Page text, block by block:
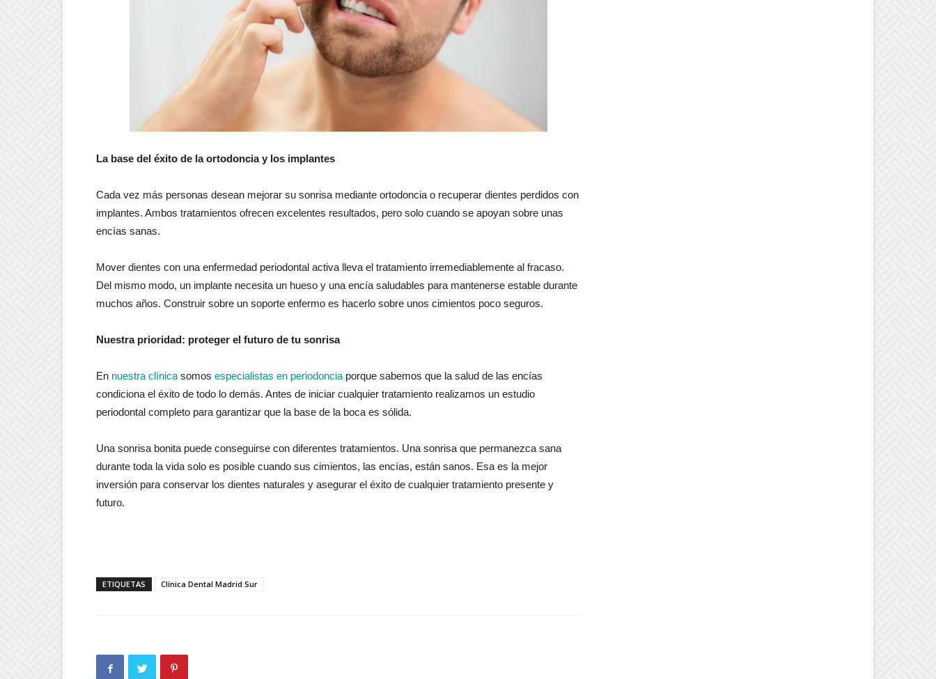
La base del éxito de la ortodoncia y los implantes
Cada vez más personas desean mejorar su sonrisa mediante ortodoncia o recuperar dientes perdidos con
implantes. Ambos tratamientos ofrecen excelentes resultados, pero solo cuando se apoyan sobre unas
encías sanas.
Mover dientes con una enfermedad periodontal activa lleva el tratamiento irremediablemente al fracaso.
Del mismo modo, un implante necesita un hueso y una encía saludables para mantenerse estable durante
muchos años. Construir sobre un soporte enfermo es hacerlo sobre unos cimientos poco seguros.
Nuestra prioridad: proteger el futuro de tu sonrisa
En nuestra clínica somos especialistas en periodoncia porque sabemos que la salud de las encías
condiciona el éxito de todo lo demás. Antes de iniciar cualquier tratamiento realizamos un estudio
periodontal completo para garantizar que la base de la boca es sólida.
Una sonrisa bonita puede conseguirse con diferentes tratamientos. Una sonrisa que permanezca sana
durante toda la vida solo es posible cuando sus cimientos, las encías, están sanos. Esa es la mejor
inversión para conservar los dientes naturales y asegurar el éxito de cualquier tratamiento presente y
futuro.
ETIQUETAS Clínica Dental Madrid Sur